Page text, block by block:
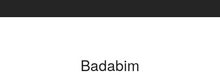
Badabim